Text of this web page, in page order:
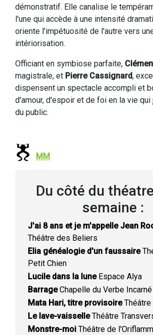
démonstratif. Elle canalise le
l'une qui accède à une intensité
oriente l'impétuosité de l'autre vers
intériorisation.
Officiant en symbiose parfaite,
magistrale, et Pierre Cassignard,
dispensent un spectacle accompli et
d'amour, d'espoir et de foi en la vie
du public.
MM
Du côté du
semaine :
J'ai 8 ans et je m'appelle Jean
Théâtre des Beliers
Elia généalogie d'un faussaire
Petit Chien
Lucile dans la luneEspace Alya
BarrageChapelle du Verbe Incarné
Mata Hari, titre provisoireThéâtre
Le lave-vaisselleThéâtre
Monstre-moi Théâtre de